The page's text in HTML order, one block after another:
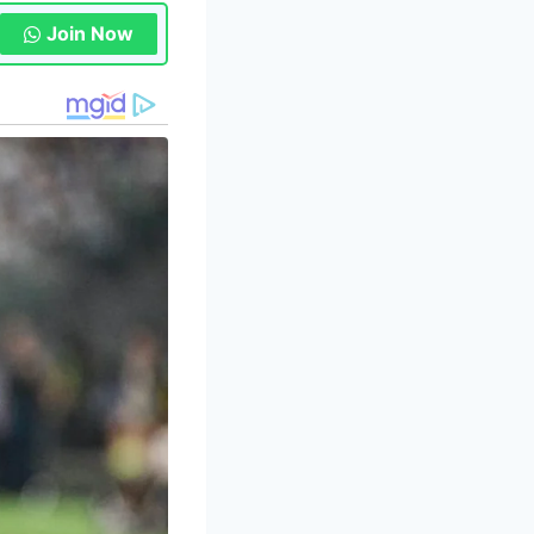
Join Now